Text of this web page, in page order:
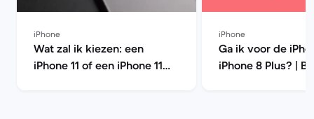
iPhone
Wat zal ik kiezen: een
iPhone 11 of een iPhone 11
iPhone
Ga ik voor de
iPhone 8 Plus? |